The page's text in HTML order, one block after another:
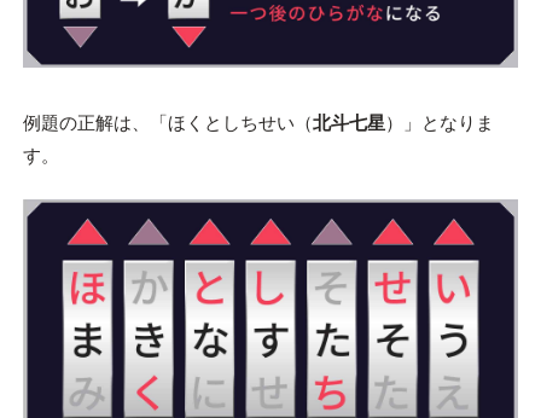
例題の正解は、「ほくとしちせい（北斗七星）」となりま
す。